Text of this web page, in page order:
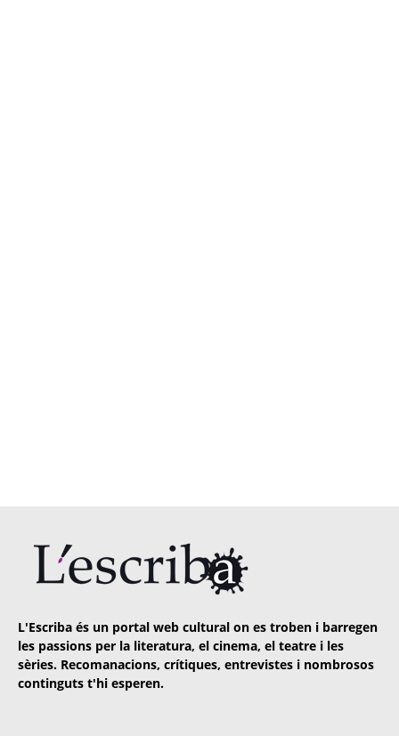
L'Escriba és un portal web cultural on es troben i barregen
les passions per la literatura, el cinema, el teatre i les
sèries. Recomanacions, crítiques, entrevistes i nombrosos
continguts t'hi esperen.